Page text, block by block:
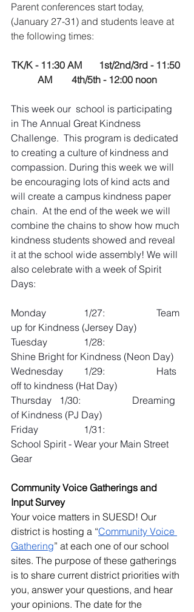
Parent conferences start today,
(January 27-31) and students leave at
the following times:
TK/K - 11:30 AM       1st/2nd/3rd - 11:50
AM        4th/5th - 12:00 noon
This week our  school is participating
in The Annual Great Kindness
Challenge.  This program is dedicated
to creating a culture of kindness and
compassion. During this week we will
be encouraging lots of kind acts and
will create a campus kindness paper
chain.  At the end of the week we will
combine the chains to show how much
kindness students showed and reveal
it at the school wide assembly! We will
also celebrate with a week of Spirit
Days:
Monday 		1/27: 		Team
up for Kindness (Jersey Day)
Tuesday 		1/28:
Shine Bright for Kindness (Neon Day)
Wednesday 	1/29: 		Hats
off to kindness (Hat Day)
Thursday 	1/30: 		Dreaming
of Kindness (PJ Day)
Friday 		1/31:
School Spirit - Wear your Main Street
Gear
Community Voice Gatherings and
Input Survey
Your voice matters in SUESD! Our
district is hosting a “Community Voice
Gathering” at each one of our school
sites. The purpose of these gatherings
is to share current district priorities with
you, answer your questions, and hear
your opinions. The date for the